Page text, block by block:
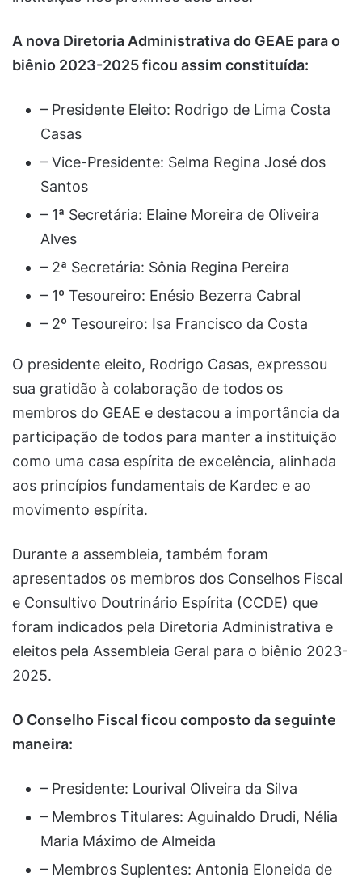
A nova Diretoria Administrativa do GEAE para o
biênio 2023-2025 ficou assim constituída:
– Presidente Eleito: Rodrigo de Lima Costa
Casas
– Vice-Presidente: Selma Regina José dos
Santos
– 1ª Secretária: Elaine Moreira de Oliveira
Alves
– 2ª Secretária: Sônia Regina Pereira
– 1º Tesoureiro: Enésio Bezerra Cabral
– 2º Tesoureiro: Isa Francisco da Costa
O presidente eleito, Rodrigo Casas, expressou
sua gratidão à colaboração de todos os
membros do GEAE e destacou a importância da
participação de todos para manter a instituição
como uma casa espírita de excelência, alinhada
aos princípios fundamentais de Kardec e ao
movimento espírita.
Durante a assembleia, também foram
apresentados os membros dos Conselhos Fiscal
e Consultivo Doutrinário Espírita (CCDE) que
foram indicados pela Diretoria Administrativa e
eleitos pela Assembleia Geral para o biênio 2023-
2025.
O Conselho Fiscal ficou composto da seguinte
maneira:
– Presidente: Lourival Oliveira da Silva
– Membros Titulares: Aguinaldo Drudi, Nélia
Maria Máximo de Almeida
– Membros Suplentes: Antonia Eloneida de